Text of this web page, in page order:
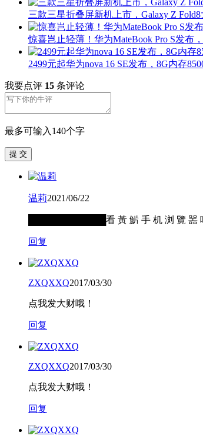
三款三星折叠屏新机上市，Galaxy Z
惊喜岂止轻薄！华为MateBook Pro S发布
2499元起华为nova 16 SE发布，8G内存
我要点评 15 条评论
最多可输入140个字
提 交
温莉2021/06/22
████████████看 黃 魸 手 机 浏 覽 噐
回复
ZXQXXQ2017/03/30
点我发大财哦！
回复
ZXQXXQ2017/03/30
点我发大财哦！
回复